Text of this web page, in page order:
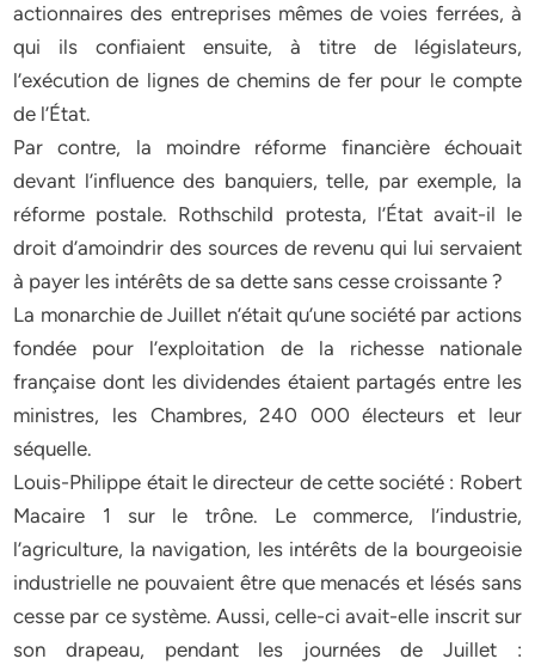
actionnaires des entreprises mêmes de voies ferrées, à
qui ils confiaient ensuite, à titre de législateurs,
l’exécution de lignes de chemins de fer pour le compte
de l’État.
Par contre, la moindre réforme financière échouait
devant l’influence des banquiers, telle, par exemple, la
réforme postale. Rothschild protesta, l’État avait-il le
droit d’amoindrir des sources de revenu qui lui servaient
à payer les intérêts de sa dette sans cesse croissante ?
La monarchie de Juillet n’était qu’une société par actions
fondée pour l’exploitation de la richesse nationale
française dont les dividendes étaient partagés entre les
ministres, les Chambres, 240 000 électeurs et leur
séquelle.
Louis-Philippe était le directeur de cette société : Robert
Macaire 1 sur le trône. Le commerce, l’industrie,
l’agriculture, la navigation, les intérêts de la bourgeoisie
industrielle ne pouvaient être que menacés et lésés sans
cesse par ce système. Aussi, celle-ci avait-elle inscrit sur
son drapeau, pendant les journées de Juillet :